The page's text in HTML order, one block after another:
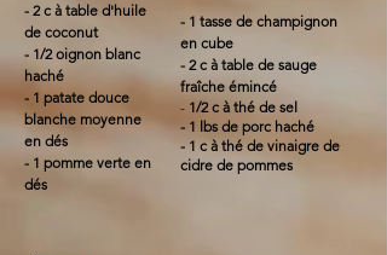
- 2 c à table d'huile
de coconut
- 1/2 oignon blanc
haché
- 1 patate douce
blanche moyenne
en dés
- 1 pomme verte en
dés
- 1 tasse de champignon
en cube
- 2 c à table de sauge
fraîche émincé
- 1/2 c à thé de sel
- 1 lbs de porc haché
- 1 c à thé de vinaigre de
cidre de pommes